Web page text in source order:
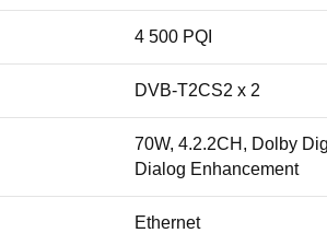
4 500 PQI
DVB-T2CS2 x 2
70W, 4.2.2CH, Dolby
Dialog Enhancement
Ethernet